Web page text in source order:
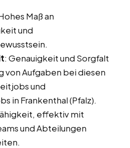
Maß an
und
: Genauigkeit und Sorgfalt
von Aufgaben bei diesen
und
in Frankenthal (Pfalz).
effektiv mit
und Abteilungen